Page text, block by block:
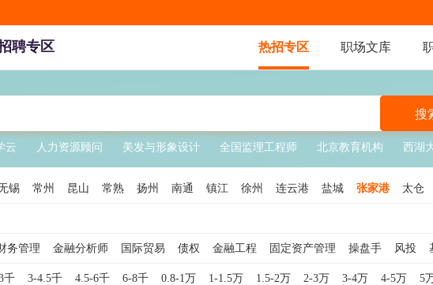
聘专区 热招专区 职场文库
搜
云 人力资源顾问 美发与形象设计 全国监理工程师 北京教育机构 西湖
锡 常州 昆山 常熟 扬州 南通 镇江 徐州 连云港 盐城 张家港 太仓
务管理 金融分析师 国际贸易 债权 金融工程 固定资产管理 操盘手 风投
金融租赁 证券分析师 投资顾问 财务负责人 项目投资 金融投资 金融理财师
千 3-4.5千 4.5-6千 6-8千 0.8-1万 1-1.5万 1.5-2万 2-3万 3-4万 4-5万 5